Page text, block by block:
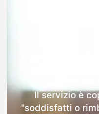
Il servizio è
"soddisfatti o